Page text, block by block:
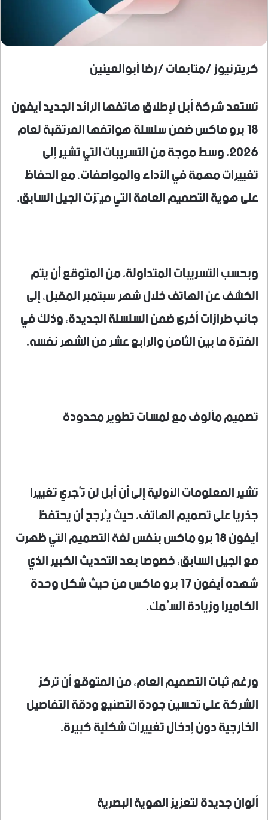
كريترنيوز /متابعات /رضا أبوالعينين
تستعد شركة أبل لإطلاق هاتفها الرائد الجديد آيفون
18 برو ماكس ضمن سلسلة هواتفها المرتقبة لعام
2026، وسط موجة من التسريبات التي تشير إلى
تغييرات مهمة في الأداء والمواصفات، مع الحفاظ
على هوية التصميم العامة التي ميّزت الجيل السابق.
وبحسب التسريبات المتداولة، من المتوقع أن يتم
الكشف عن الهاتف خلال شهر سبتمبر المقبل، إلى
جانب طرازات أخرى ضمن السلسلة الجديدة، وذلك في
الفترة ما بين الثامن والرابع عشر من الشهر نفسه.
تصميم مألوف مع لمسات تطوير محدودة
تشير المعلومات الأولية إلى أن أبل لن تُجري تغييرا
جذريا على تصميم الهاتف، حيث يُرجح أن يحتفظ
آيفون 18 برو ماكس بنفس لغة التصميم التي ظهرت
مع الجيل السابق، خصوصا بعد التحديث الكبير الذي
شهده آيفون 17 برو ماكس من حيث شكل وحدة
الكاميرا وزيادة السُمك.
ورغم ثبات التصميم العام، من المتوقع أن تركز
الشركة على تحسين جودة التصنيع ودقة التفاصيل
الخارجية دون إدخال تغييرات شكلية كبيرة.
ألوان جديدة لتعزيز الهوية البصرية